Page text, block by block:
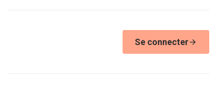
Se connecter